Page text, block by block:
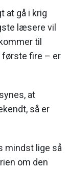
at gå i krig
læsere vil
til
første fire – er
at
så er
mindst lige så
om den